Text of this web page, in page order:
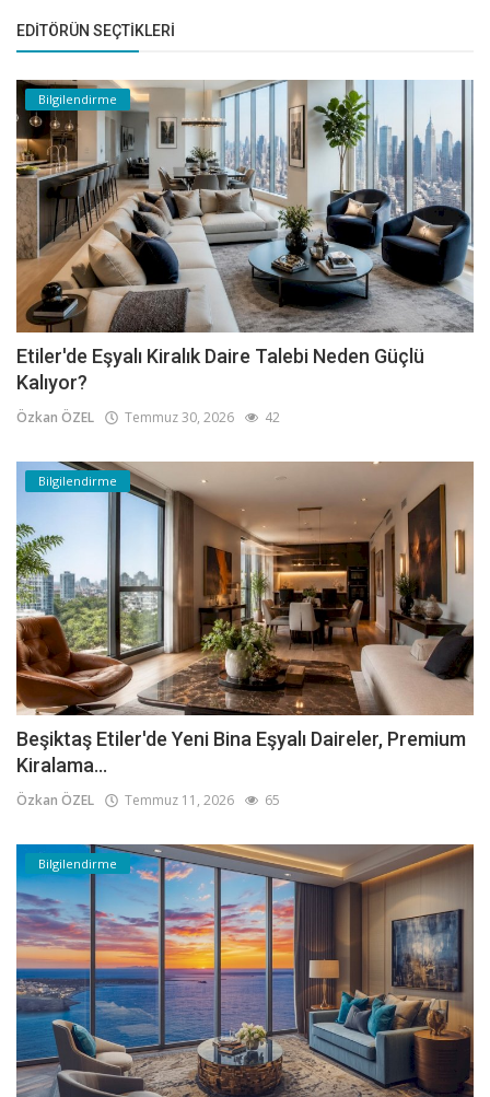
EDITÖRÜN SEÇTIKLERI
Bilgilendirme
Etiler'de Eşyalı Kiralık Daire Talebi Neden Güçlü
Kalıyor?
Özkan ÖZEL Temmuz 30, 2026 42
Bilgilendirme
Beşiktaş Etiler'de Yeni Bina Eşyalı Daireler, Premium
Kiralama...
Özkan ÖZEL Temmuz 11, 2026 65
Bilgilendirme